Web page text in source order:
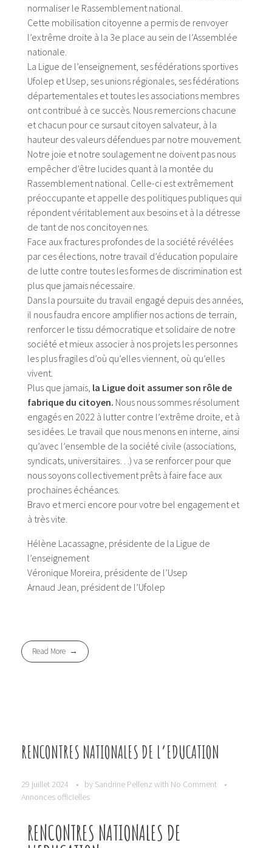
normaliser le Rassemblement national.
Cette mobilisation citoyenne a permis de renvoyer
l’extrême droite à la 3e place au sein de l’Assemblée
nationale.
La Ligue de l’enseignement, ses fédérations sportives
Ufolep et Usep, ses unions régionales, ses fédérations
départementales et toutes les associations membres
ont contribué à ce succès. Nous remercions chacune
et chacun pour ce sursaut citoyen salvateur, à la
hauteur des valeurs défendues par notre mouvement.
Notre joie et notre soulagement ne doivent pas nous
empêcher d’être lucides quant à la montée du
Rassemblement national. Celle-ci est extrêmement
préoccupante et appelle des politiques publiques qui
répondent véritablement aux besoins et à la détresse
de tant de nos concitoyen·nes.
Face aux fractures profondes de la société révélées
par ces élections, notre travail d’éducation populaire
de lutte contre toutes les formes de discrimination est
plus que jamais nécessaire.
Dans la poursuite du travail engagé depuis des années,
il nous faudra encore amplifier nos actions de terrain,
renforcer le tissu démocratique et solidaire de notre
société et mieux associer à nos projets les personnes
les plus fragiles d’où qu’elles viennent, où qu’elles
vivent.
Plus que jamais, la Ligue doit assumer son rôle de
fabrique du citoyen. Nous nous sommes résolument
engagés en 2022 à lutter contre l’extrême droite, et à
ses idées. Le travail que nous menons en interne, ainsi
qu’avec l’ensemble de la société civile (associations,
syndicats, universitaires…) va se renforcer pour que
nous soyons collectivement prêts à faire face aux
prochaines échéances.
Bravo et merci encore pour votre bel engagement et
à très vite.
Hélène Lacassagne, présidente de la Ligue de
l’enseignement
Véronique Moreira, présidente de l’Usep
Arnaud Jean, président de l’Ufolep
Read More
RENCONTRES NATIONALES DE L’EDUCATION
29 juillet 2024 by Sandrine Pellenz with No Comment
Annonces officielles
RENCONTRES NATIONALES DE